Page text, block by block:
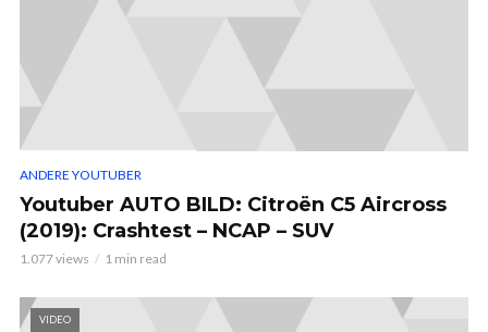
ANDERE YOUTUBER
Youtuber AUTO BILD: Citroën C5 Aircross
(2019): Crashtest – NCAP – SUV
1.077 views 1 min read
VIDEO